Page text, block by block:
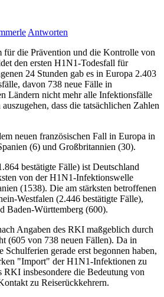
Antworten
für die Prävention und die Kontrolle von
den ersten H1N1-Todesfall für
24 Stunden gab es in Europa 2.403
davon 738 neue Fälle in
Ländern nicht mehr alle Infektionsfälle
dass die tatsächlichen Zahlen
neuen französischen Fall in Europa in
(6) und Großbritannien (30).
bestätigte Fälle) ist Deutschland
von der H1N1-Infektionswelle
(1538). Die am stärksten betroffenen
Westfalen (2.446 bestätigte Fälle),
Baden-Württemberg (600).
Angaben des RKI maßgeblich durch
(605 von 738 neuen Fällen). Da in
Schulferien gerade erst begonnen haben,
"Import" der H1N1-Infektionen zu
RKI insbesondere die Bedeutung von
zu Reiserückkehrern.